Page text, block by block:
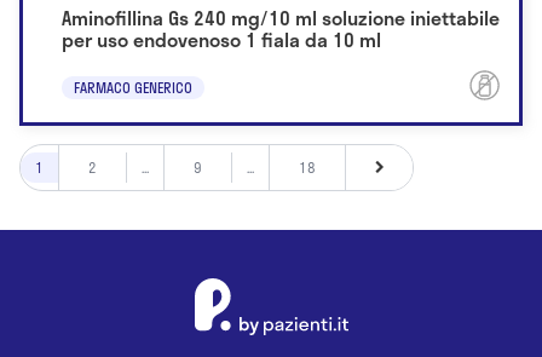
Aminofillina Gs 240 mg/10 ml soluzione iniettabile
per uso endovenoso 1 fiala da 10 ml
FARMACO GENERICO
1 2 ... 9 ... 18